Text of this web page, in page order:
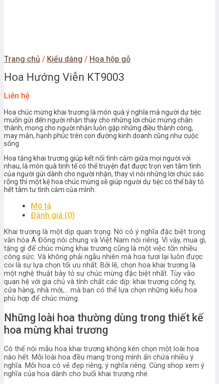
Trang chủ / Kiểu dáng / Hoa hộp gỗ
Hoa Hướng Viễn KT9003
Liên hệ
Hoa chúc mừng khai trương là món quà ý nghĩa mà người dự tiệc
muốn gửi đến người nhận thay cho những lời chúc mừng chân
thành, mong cho người nhận luôn gặp những điều thành công,
may mắn, hạnh phúc trên con đường kinh doanh cũng như cuộc
sống
Hoa tặng khai trương giúp kết nối tình cảm giữa mọi người với
nhau, là món quà tinh tế có thể truyện đạt được trọn vẹn tâm tình
của người gửi dành cho người nhận, thay vì nói những lời chúc sáo
rỗng thì một kệ hoa chúc mừng sẽ giúp người dự tiệc có thể bày tỏ
hết tâm tư tình cảm của mình.
Mô tả
Đánh giá (0)
Khai trương là một dịp quan trọng. Nó có ý nghĩa đặc biệt trong
văn hóa Á Đông nói chung và Việt Nam nói riêng. Vì vậy, mua gì,
tặng gì để chúc mừng khai trương cũng là một việc tốn nhiều
công sức. Và không phải ngẫu nhiên mà hoa tươi lại luôn được
coi là sự lựa chọn tối ưu nhất. Bởi lẽ, chọn hoa khai trương là
một nghệ thuật bày tỏ sự chúc mừng đặc biệt nhất. Tùy vào
quan hệ với gia chủ và tính chất các dịp: khai trương công ty,
cửa hàng, nhà mới,… mà bạn có thể lựa chọn những kiểu hoa
phù hợp để chúc mừng.
Những loài hoa thường dùng trong thiết kế
hoa mừng khai trương
Có thể nói mẫu hoa khai trương không kén chọn một loài hoa
nào hết. Mỗi loài hoa đều mang trong mình ẩn chứa nhiều ý
nghĩa. Mỗi hoa có vẻ đẹp riêng, ý nghĩa riêng. Cùng shop xem ý
nghĩa của hoa dành cho buổi khai trương nhé.